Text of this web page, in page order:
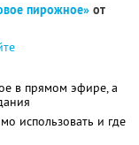
пирожное» от
в прямом эфире, а
использовать и где